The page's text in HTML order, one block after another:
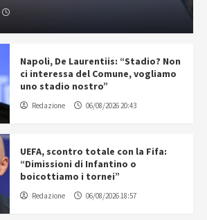
Napoli, De Laurentiis: “Stadio? Non
ci interessa del Comune, vogliamo
uno stadio nostro”
Redazione 06/08/2026 20:43
UEFA, scontro totale con la Fifa:
“Dimissioni di Infantino o
boicottiamo i tornei”
Redazione 06/08/2026 18:57